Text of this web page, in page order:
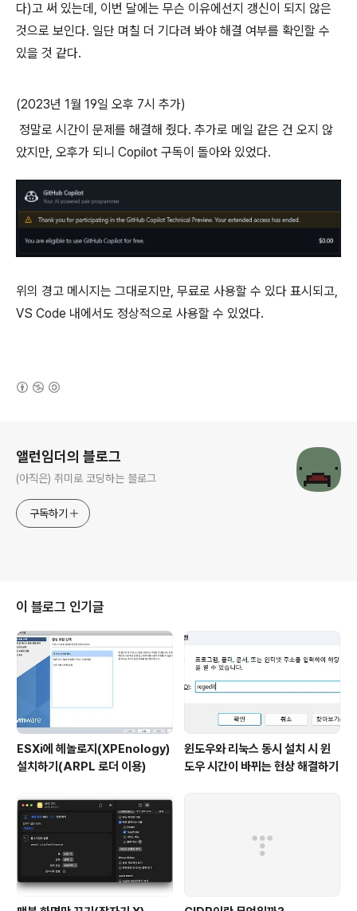
다)고 써 있는데, 이번 달에는 무슨 이유에선지 갱신이 되지 않은
것으로 보인다. 일단 며칠 더 기다려 봐야 해결 여부를 확인할 수
있을 것 같다.
(2023년 1월 19일 오후 7시 추가)
정말로 시간이 문제를 해결해 줬다. 추가로 메일 같은 건 오지 않
았지만, 오후가 되니 Copilot 구독이 돌아와 있었다.
위의 경고 메시지는 그대로지만, 무료로 사용할 수 있다 표시되고,
VS Code 내에서도 정상적으로 사용할 수 있었다.
앨런임더의 블로그
(아직은) 취미로 코딩하는 블로그
구독하기
이 블로그 인기글
ESXi에 헤놀로지(XPEnology)
설치하기(ARPL 로더 이용)
윈도우와 리눅스 동시 설치 시 윈
도우 시간이 바뀌는 현상 해결하기